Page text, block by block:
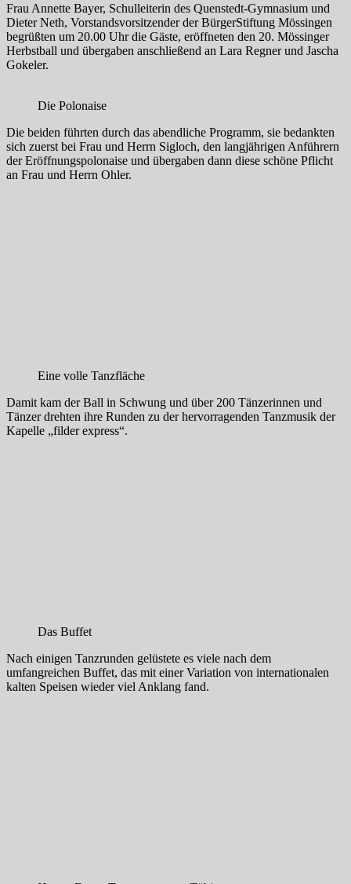
Frau Annette Bayer, Schulleiterin des Quenstedt-Gymnasium und
Dieter Neth, Vorstandsvorsitzender der BürgerStiftung Mössingen
begrüßten um 20.00 Uhr die Gäste, eröffneten den 20. Mössinger
Herbstball und übergaben anschließend an Lara Regner und Jascha
Gokeler.
Die Polonaise
Die beiden führten durch das abendliche Programm, sie bedankten
sich zuerst bei Frau und Herrn Sigloch, den langjährigen Anführern
der Eröffnungspolonaise und übergaben dann diese schöne Pflicht
an Frau und Herrn Ohler.
Eine volle Tanzfläche
Damit kam der Ball in Schwung und über 200 Tänzerinnen und
Tänzer drehten ihre Runden zu der hervorragenden Tanzmusik der
Kapelle „filder express“.
Das Buffet
Nach einigen Tanzrunden gelüstete es viele nach dem
umfangreichen Buffet, das mit einer Variation von internationalen
kalten Speisen wieder viel Anklang fand.